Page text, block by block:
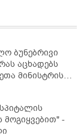
ბუნებრივი
აცხადებს
მინისტრის
მოგიყვებით" -